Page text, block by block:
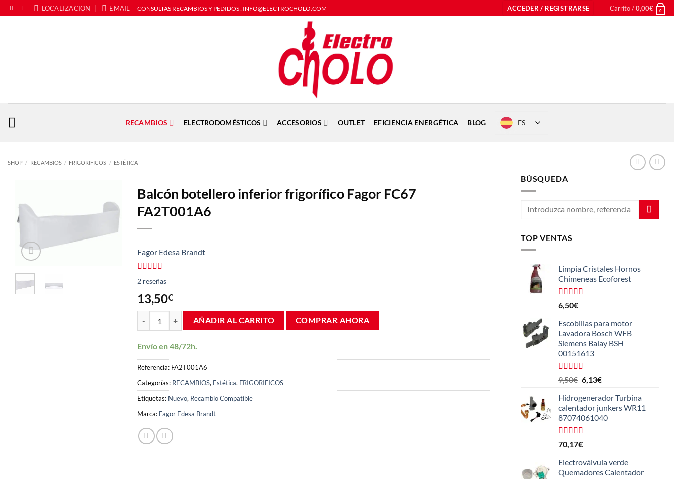
Saltar
al
LOCALIZACION EMAIL CONSULTAS RECAMBIOS Y PEDIDOS : INFO@ELECTROCHOLO.COM ACCEDER / REGISTRARSE Carrito /0,00€ 0
RECAMBIOS ELECTRODOMÉSTICOS ACCESORIOS OUTLET EFICIENCIA ENERGÉTICA BLOG ES
SHOP / RECAMBIOS / FRIGORIFICOS / ESTÉTICA
BÚSQUEDA
TOP VENTAS
Limpia Cristales Hornos
Chimeneas Ecoforest
Valorado
con
de 5
6,50€
Escobillas para motor
Lavadora Bosch WFB
Siemens Balay BSH
00151613
Valorado
con
de
5
9,50€ El
original
era:
9,50€.
6,13€El
actual
es:
6,13€.
Hidrogenerador Turbina
calentador junkers WR11
87074061040
Valorado
con
5
70,17€
Electroválvula verde
Quemadores Calentador
Balcón botellero inferior frigorífico Fagor FC67
FA2T001A6
Fagor Edesa Brandt
Valorado
con4.00
de 5 en
base a
2
valoraciones
clientes
2 reseñas
13,50€
Balcón botellero inferior frigorífico Fagor FC67 FA2T001A6 cantidad
AÑADIR AL CARRITO COMPRAR AHORA
Envío en 48/72h.
Referencia: FA2T001A6
Categorías: RECAMBIOS, Estética, FRIGORIFICOS
Etiquetas: Nuevo, Recambio Compatible
Marca: Fagor Edesa Brandt